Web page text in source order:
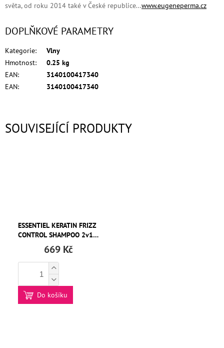
SOUVISEJÍCÍ PRODUKTY
ESSENTIEL KERATIN FRIZZ
CONTROL SHAMPOO 2v1
669 Kč
Do košíku
světa, od roku 2014 také v České republice...www.eugeneperma.cz
DOPLŇKOVÉ PARAMETRY
Kategorie:
Vlny
Hmotnost:
0.25 kg
EAN:
3140100417340
EAN: 3140100417340